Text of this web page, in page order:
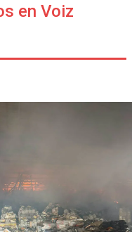
en Voiz